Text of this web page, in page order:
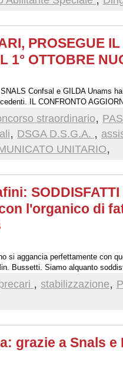
PROSEGUE
1° OTTOBRE
Confsal e GILDA Unams
IL CONFRONTO
del 24 aprile e dei tavoli
intesa dell'11 giugno u.s.
straordinario,
, DSGA D.S.G.A. ,
UNITARIO,
l'organico di
si aggancia perfettamente con
Bussetti. Siamo alquanto
OOSS, sono state accolte.
2020 il tutto sarà
, stabilizzazione,
grazie a Snals